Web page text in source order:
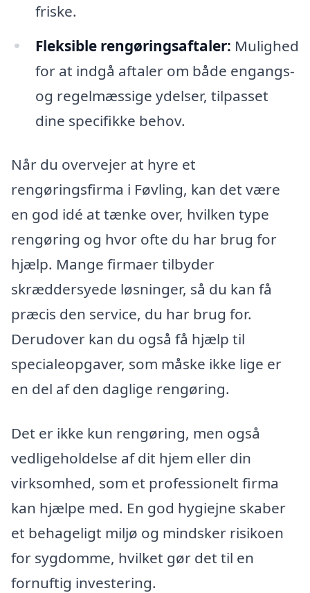
friske.
Fleksible rengøringsaftaler: Mulighed
for at indgå aftaler om både engangs-
og regelmæssige ydelser, tilpasset
dine specifikke behov.
Når du overvejer at hyre et
rengøringsfirma i Føvling, kan det være
en god idé at tænke over, hvilken type
rengøring og hvor ofte du har brug for
hjælp. Mange firmaer tilbyder
skræddersyede løsninger, så du kan få
præcis den service, du har brug for.
Derudover kan du også få hjælp til
specialeopgaver, som måske ikke lige er
en del af den daglige rengøring.
Det er ikke kun rengøring, men også
vedligeholdelse af dit hjem eller din
virksomhed, som et professionelt firma
kan hjælpe med. En god hygiejne skaber
et behageligt miljø og mindsker risikoen
for sygdomme, hvilket gør det til en
fornuftig investering.